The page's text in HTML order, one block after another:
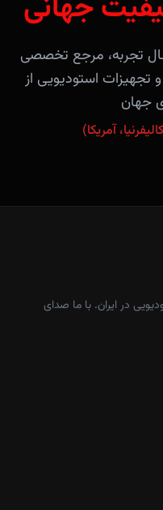
جهانی
آندلس با بیش از ۳۰ سال تجربه، مرجع تخصصی
تجهیزات استودیویی از
جهان
آمریکا)
در ایران. با ما صدای